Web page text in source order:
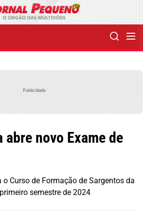
Publicidade
novo Exame de
Curso de Formação de Sargentos da
semestre de 2024